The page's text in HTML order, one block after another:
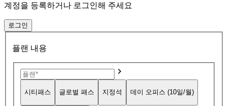
계정을 등록하거나 로그인해 주세요
로그인
플랜 내용
시티패스 글로벌 패스 지정석 데이 오피스 (10일/월)